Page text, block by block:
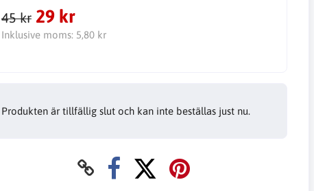
45 kr 29 kr
Inklusive moms: 5,80 kr
Produkten är tillfällig slut och kan inte beställas just nu.